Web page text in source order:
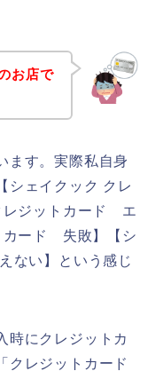
お店で
ます。実際私自身
シェイクック クレ
レジットカード エ
カード 失敗】【シ
ない】という感じ
時にクレジットカ
クレジットカード